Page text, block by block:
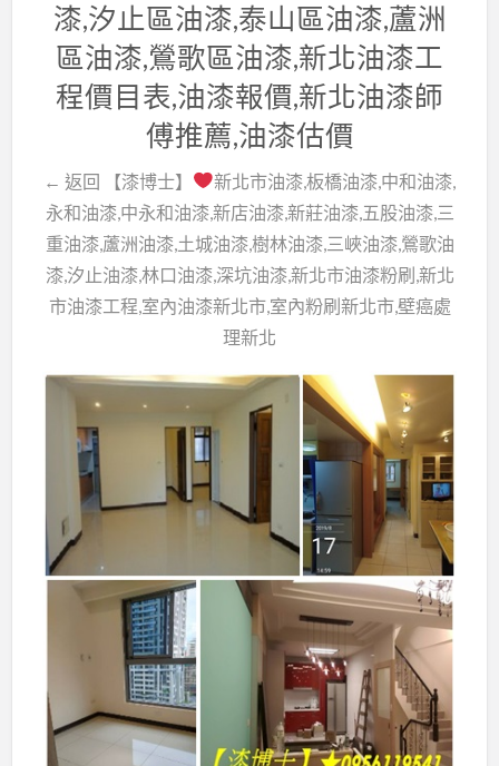
漆,汐止區油漆,泰山區油漆,蘆洲
區油漆,鶯歌區油漆,新北油漆工
程價目表,油漆報價,新北油漆師
傅推薦,油漆估價
← 返回 【漆博士】
新北市油漆,板橋油漆,中和油漆,
永和油漆,中永和油漆,新店油漆,新莊油漆,五股油漆,三
重油漆,蘆洲油漆,土城油漆,樹林油漆,三峽油漆,鶯歌油
漆,汐止油漆,林口油漆,深坑油漆,新北市油漆粉刷,新北
市油漆工程,室內油漆新北市,室內粉刷新北市,壁癌處
理新北